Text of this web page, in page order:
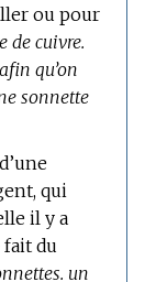
ou pour
de cuivre.
qu’on
sonnette
qui
il y a
du
un